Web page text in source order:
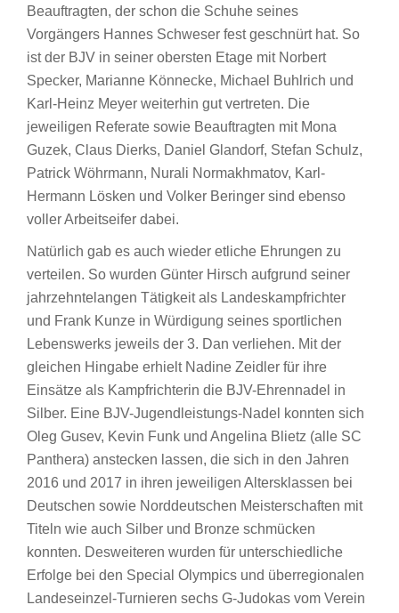
Beauftragten, der schon die Schuhe seines
Vorgängers Hannes Schweser fest geschnürt hat. So
ist der BJV in seiner obersten Etage mit Norbert
Specker, Marianne Könnecke, Michael Buhlrich und
Karl-Heinz Meyer weiterhin gut vertreten. Die
jeweiligen Referate sowie Beauftragten mit Mona
Guzek, Claus Dierks, Daniel Glandorf, Stefan Schulz,
Patrick Wöhrmann, Nurali Normakhmatov, Karl-
Hermann Lösken und Volker Beringer sind ebenso
voller Arbeitseifer dabei.
Natürlich gab es auch wieder etliche Ehrungen zu
verteilen. So wurden Günter Hirsch aufgrund seiner
jahrzehntelangen Tätigkeit als Landeskampfrichter
und Frank Kunze in Würdigung seines sportlichen
Lebenswerks jeweils der 3. Dan verliehen. Mit der
gleichen Hingabe erhielt Nadine Zeidler für ihre
Einsätze als Kampfrichterin die BJV-Ehrennadel in
Silber. Eine BJV-Jugendleistungs-Nadel konnten sich
Oleg Gusev, Kevin Funk und Angelina Blietz (alle SC
Panthera) anstecken lassen, die sich in den Jahren
2016 und 2017 in ihren jeweiligen Altersklassen bei
Deutschen sowie Norddeutschen Meisterschaften mit
Titeln wie auch Silber und Bronze schmücken
konnten. Desweiteren wurden für unterschiedliche
Erfolge bei den Special Olympics und überregionalen
Landeseinzel-Turnieren sechs G-Judokas vom Verein